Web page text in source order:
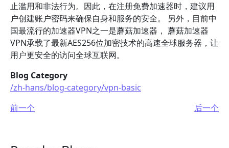
止滥用和非法行为。因此，在注册免费加速器时，建议用
户创建账户密码来确保自身和服务的安全。 另外，目前中
国最流行的加速器VPN之一是蘑菇加速器， 蘑菇加速器
VPN承载了最新AES256位加密技术的高速全球服务器，让
用户更安全的访问全球互联网。
Blog Category
/zh-hans/blog-category/vpn-basic
前一个
后一个